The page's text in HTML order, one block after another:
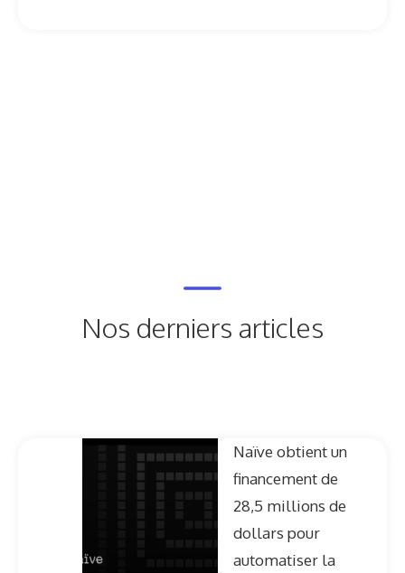
Nos derniers articles
Naïve obtient un
financement de
28,5 millions de
dollars pour
automatiser la